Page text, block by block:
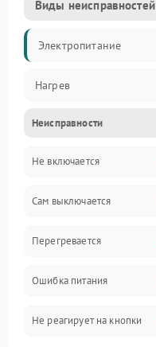
Виды неисправностей
Электропитание
Нагрев
Неисправности
Не включается
Сам выключается
Перегревается
Ошибка питания
Не реагирует на кнопки